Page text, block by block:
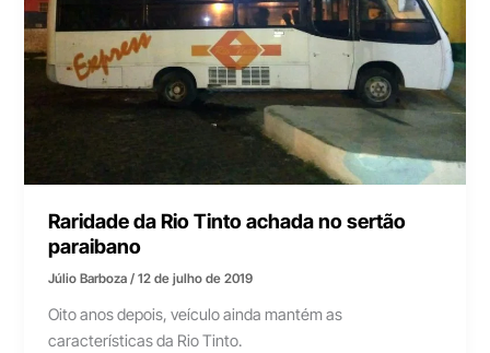
Raridade da Rio Tinto achada no sertão
paraibano
Júlio Barboza/12 de julho de 2019
Oito anos depois, veículo ainda mantém as
características da Rio Tinto.